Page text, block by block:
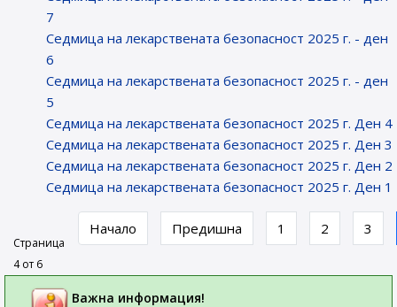
7
Седмица на лекарствената безопасност 2025 г. - ден
6
Седмица на лекарствената безопасност 2025 г. - ден
5
Седмица на лекарствената безопасност 2025 г. Ден 4
Седмица на лекарствената безопасност 2025 г. Ден 3
Седмица на лекарствената безопасност 2025 г. Ден 2
Седмица на лекарствената безопасност 2025 г. Ден 1
Страница
4 от 6
Начало Предишна 1 2 3
Важна информация!